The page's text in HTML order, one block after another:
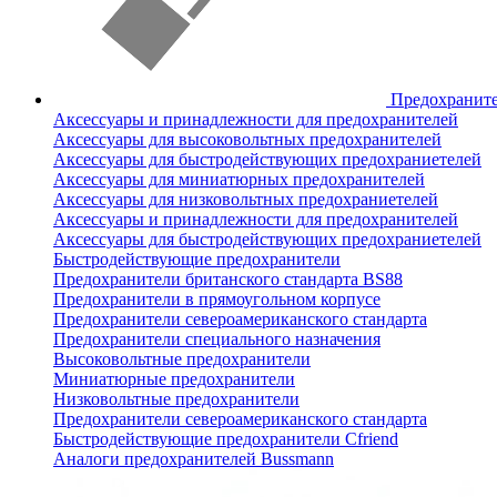
Аксессуары и принадлежности для предохранителей
Аксессуары для высоковольтных предохранителей
Аксессуары для быстродействующих предохраниетелей
Аксессуары для миниатюрных предохранителей
Аксессуары для низковольтных предохраниетелей
Аксессуары и принадлежности для предохранителей
Аксессуары для быстродействующих предохраниетелей
Быстродействующие предохранители
Предохранители британского стандарта BS88
Предохранители в прямоугольном корпусе
Предохранители североамериканского стандарта
Предохранители специального назначения
Высоковольтные предохранители
Миниатюрные предохранители
Низковольтные предохранители
Предохранители североамериканского стандарта
Быстродействующие предохранители Cfriend
Аналоги предохранителей Bussmann